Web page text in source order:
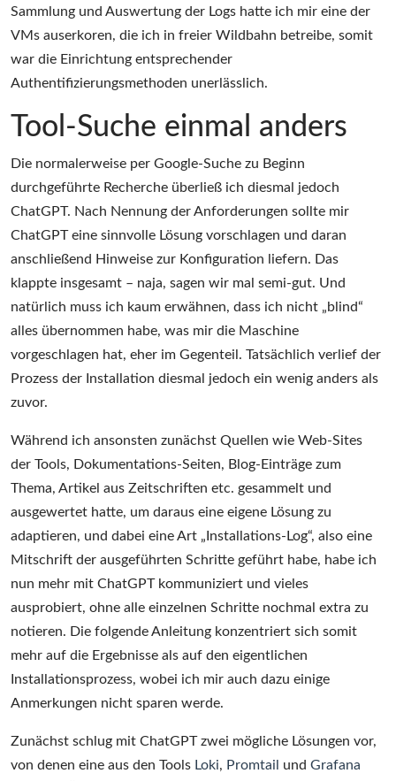
Sammlung und Auswertung der Logs hatte ich mir eine der
VMs auserkoren, die ich in freier Wildbahn betreibe, somit
war die Einrichtung entsprechender
Authentifizierungsmethoden unerlässlich.
Tool-Suche einmal anders
Die normalerweise per Google-Suche zu Beginn
durchgeführte Recherche überließ ich diesmal jedoch
ChatGPT. Nach Nennung der Anforderungen sollte mir
ChatGPT eine sinnvolle Lösung vorschlagen und daran
anschließend Hinweise zur Konfiguration liefern. Das
klappte insgesamt – naja, sagen wir mal semi-gut. Und
natürlich muss ich kaum erwähnen, dass ich nicht „blind“
alles übernommen habe, was mir die Maschine
vorgeschlagen hat, eher im Gegenteil. Tatsächlich verlief der
Prozess der Installation diesmal jedoch ein wenig anders als
zuvor.
Während ich ansonsten zunächst Quellen wie Web-Sites
der Tools, Dokumentations-Seiten, Blog-Einträge zum
Thema, Artikel aus Zeitschriften etc. gesammelt und
ausgewertet hatte, um daraus eine eigene Lösung zu
adaptieren, und dabei eine Art „Installations-Log“, also eine
Mitschrift der ausgeführten Schritte geführt habe, habe ich
nun mehr mit ChatGPT kommuniziert und vieles
ausprobiert, ohne alle einzelnen Schritte nochmal extra zu
notieren. Die folgende Anleitung konzentriert sich somit
mehr auf die Ergebnisse als auf den eigentlichen
Installationsprozess, wobei ich mir auch dazu einige
Anmerkungen nicht sparen werde.
Zunächst schlug mit ChatGPT zwei mögliche Lösungen vor,
von denen eine aus den Tools Loki, Promtail und Grafana